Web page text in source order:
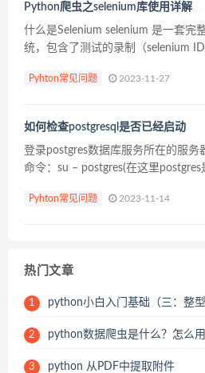
Python爬虫之selenium库使用详解
什么是Selenium selenium 是一套完
统，包含了测试的录制（selenium
Pyhton常见问题 2023-11-27
如何检查postgresql是否已经启动
登录postgres数据库服务所在的服务
命令：su – postgres(在这里postgres
Pyhton常见问题 2023-11-14
热门文章
1 python小白入门基础（三：整型
2 python数据爬虫是什么？怎么用
3 python 从PDF中提取附件